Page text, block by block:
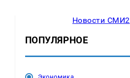
Новости СМИ2
ПОПУЛЯРНОЕ